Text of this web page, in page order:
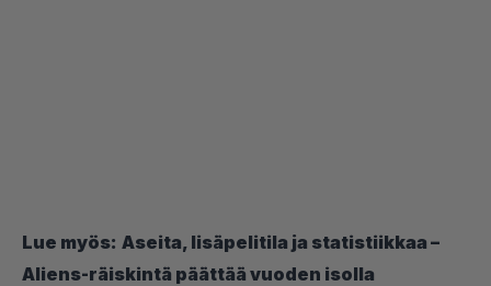
Lue myös: Aseita, lisäpelitila ja statistiikkaa –
Aliens-räiskintä päättää vuoden isolla